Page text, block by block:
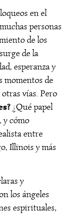
en el
personas
de los
de la
esperanza y
momentos de
vías. Pero
¿Qué papel
y cómo
entre
Illinois y más
y
los ángeles
espirituales,